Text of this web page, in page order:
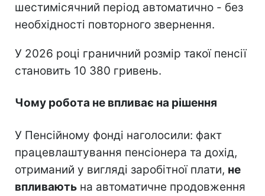
шестимісячний період автоматично - без
необхідності повторного звернення.
У 2026 році граничний розмір такої пенсії
становить 10 380 гривень.
Чому робота не впливає на рішення
У Пенсійному фонді наголосили: факт
працевлаштування пенсіонера та дохід,
отриманий у вигляді заробітної плати, не
впливають на автоматичне продовження